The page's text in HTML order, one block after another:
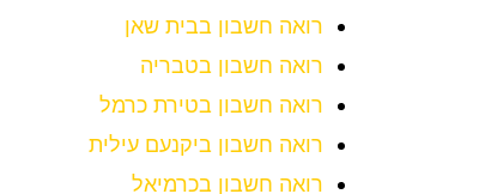
רואה חשבון בבית שאן
רואה חשבון בטבריה
רואה חשבון בטירת כרמל
רואה חשבון ביקנעם עילית
רואה חשבון בכרמיאל